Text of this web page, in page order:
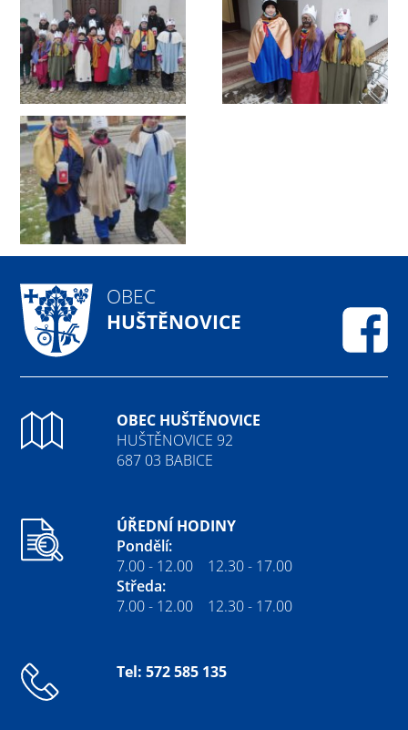
OBEC
HUŠTĚNOVICE
OBEC HUŠTĚNOVICE
HUŠTĚNOVICE 92
687 03 BABICE
ÚŘEDNÍ HODINY
Pondělí:
7.00 - 12.00 12.30 - 17.00
Středa:
7.00 - 12.00 12.30 - 17.00
Tel: 572 585 135